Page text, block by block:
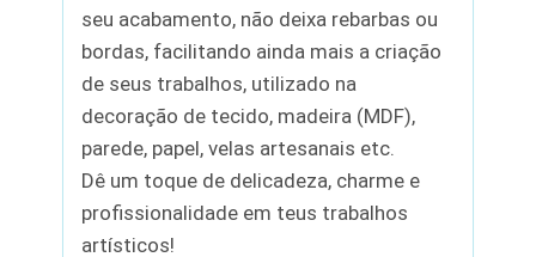
seu acabamento, não deixa rebarbas ou
bordas, facilitando ainda mais a criação
de seus trabalhos, utilizado na
decoração de tecido, madeira (MDF),
parede, papel, velas artesanais etc.
Dê um toque de delicadeza, charme e
profissionalidade em teus trabalhos
artísticos!